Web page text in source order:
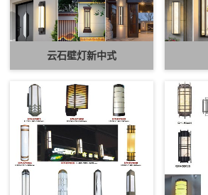
云石壁灯新中式